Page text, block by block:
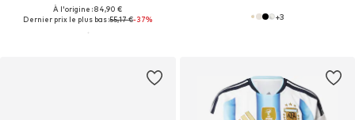
À l'origine : 84,90 €
Dernier prix le plus bas :55,17 €-37% +3